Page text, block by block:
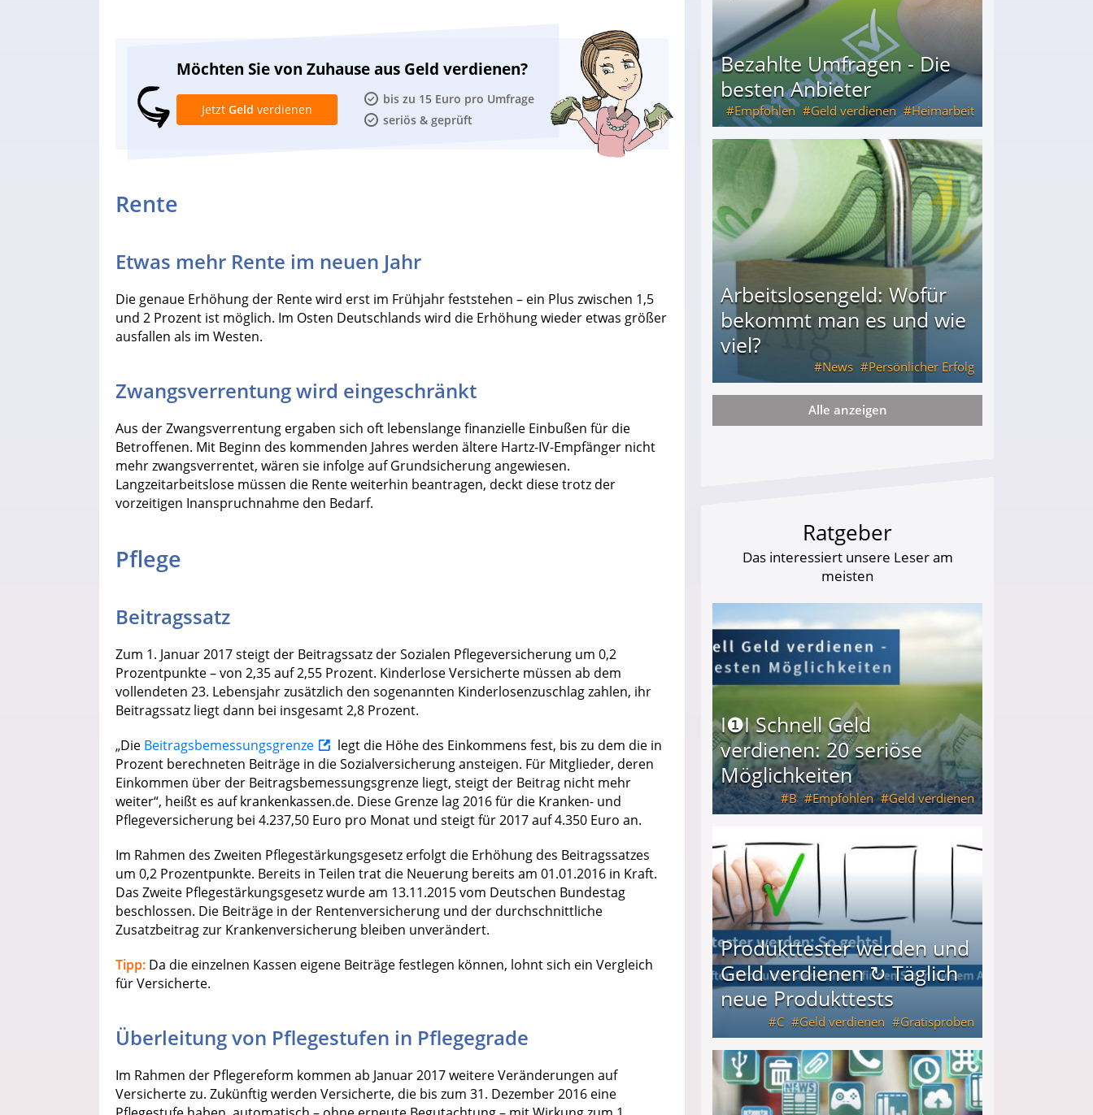
Möchten Sie von Zuhause aus Geld verdienen?
bis zu 15 Euro pro Umfrage
seriös & geprüft
Jetzt Geld verdienen
Rente
Etwas mehr Rente im neuen Jahr
Die genaue Erhöhung der Rente wird erst im Frühjahr feststehen – ein Plus zwischen 1,5
und 2 Prozent ist möglich. Im Osten Deutschlands wird die Erhöhung wieder etwas größer
ausfallen als im Westen.
Zwangsverrentung wird eingeschränkt
Aus der Zwangsverrentung ergaben sich oft lebenslange finanzielle Einbußen für die
Betroffenen. Mit Beginn des kommenden Jahres werden ältere Hartz-IV-Empfänger nicht
mehr zwangsverrentet, wären sie infolge auf Grundsicherung angewiesen.
Langzeitarbeitslose müssen die Rente weiterhin beantragen, deckt diese trotz der
vorzeitigen Inanspruchnahme den Bedarf.
Pflege
Beitragssatz
Zum 1. Januar 2017 steigt der Beitragssatz der Sozialen Pflegeversicherung um 0,2
Prozentpunkte – von 2,35 auf 2,55 Prozent. Kinderlose Versicherte müssen ab dem
vollendeten 23. Lebensjahr zusätzlich den sogenannten Kinderlosenzuschlag zahlen, ihr
Beitragssatz liegt dann bei insgesamt 2,8 Prozent.
„Die Beitragsbemessungsgrenze
legt die Höhe des Einkommens fest, bis zu dem die in
Prozent berechneten Beiträge in die Sozialversicherung ansteigen. Für Mitglieder, deren
Einkommen über der Beitragsbemessungsgrenze liegt, steigt der Beitrag nicht mehr
weiter“, heißt es auf krankenkassen.de. Diese Grenze lag 2016 für die Kranken- und
Pflegeversicherung bei 4.237,50 Euro pro Monat und steigt für 2017 auf 4.350 Euro an.
Im Rahmen des Zweiten Pflegestärkungsgesetz erfolgt die Erhöhung des Beitragssatzes
um 0,2 Prozentpunkte. Bereits in Teilen trat die Neuerung bereits am 01.01.2016 in Kraft.
Das Zweite Pflegestärkungsgesetz wurde am 13.11.2015 vom Deutschen Bundestag
beschlossen. Die Beiträge in der Rentenversicherung und der durchschnittliche
Zusatzbeitrag zur Krankenversicherung bleiben unverändert.
Tipp: Da die einzelnen Kassen eigene Beiträge festlegen können, lohnt sich ein Vergleich
für Versicherte.
Überleitung von Pflegestufen in Pflegegrade
Im Rahmen der Pflegereform kommen ab Januar 2017 weitere Veränderungen auf
Versicherte zu. Zukünftig werden Versicherte, die bis zum 31. Dezember 2016 eine
Bezahlte Umfragen - Die
besten Anbieter
Empfohlen Geld verdienen Heimarbeit
Arbeitslosengeld: Wofür
bekommt man es und wie
viel?
News Persönlicher Erfolg
Arbeitslosengeld: Wofür bekommt man es und wie viel?
Alle anzeigen
Ratgeber
Das interessiert unsere Leser am
meisten
I❶I Schnell Geld
verdienen: 20 seriöse
Möglichkeiten
B Empfohlen Geld verdienen
I❶I Schnell Geld verdienen: 20 seriöse Möglichkeiten
Produkttester werden und
Geld verdienen ↻ Täglich
neue Produkttests
C Geld verdienen Gratisproben
Produkttester werden und Geld verdienen ↻ Täglich neue Produkttests